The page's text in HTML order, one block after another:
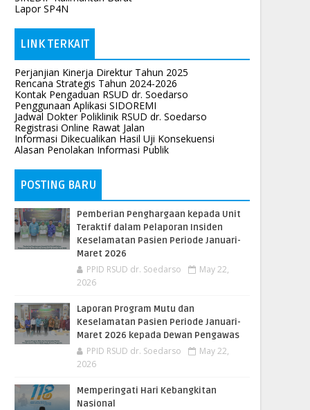
Lapor SP4N
LINK TERKAIT
Perjanjian Kinerja Direktur Tahun 2025
Rencana Strategis Tahun 2024-2026
Kontak Pengaduan RSUD dr. Soedarso
Penggunaan Aplikasi SIDOREMI
Jadwal Dokter Poliklinik RSUD dr. Soedarso
Registrasi Online Rawat Jalan
Informasi Dikecualikan Hasil Uji Konsekuensi
Alasan Penolakan Informasi Publik
POSTING BARU
Pemberian Penghargaan kepada Unit
Teraktif dalam Pelaporan Insiden
Keselamatan Pasien Periode Januari-
Maret 2026
PPID RSUD dr. Soedarso
May 22,
2026
Laporan Program Mutu dan
Keselamatan Pasien Periode Januari-
Maret 2026 kepada Dewan Pengawas
PPID RSUD dr. Soedarso
May 22,
2026
Memperingati Hari Kebangkitan
Nasional